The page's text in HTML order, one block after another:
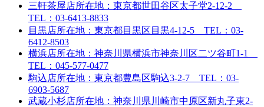
三軒茶屋店所在地：東京都世田谷区太子堂2-12-2
TEL：03-6413-8833
目黒店所在地：東京都目黒区目黒4-12-5 TEL：03-
6412-8503
横浜店所在地：神奈川県横浜市神奈川区二ツ谷町1-1
TEL：045-577-0477
駒込店所在地：東京都豊島区駒込3-2-7 TEL：03-
6903-5687
武蔵小杉店所在地：神奈川県川崎市中原区新丸子東2-